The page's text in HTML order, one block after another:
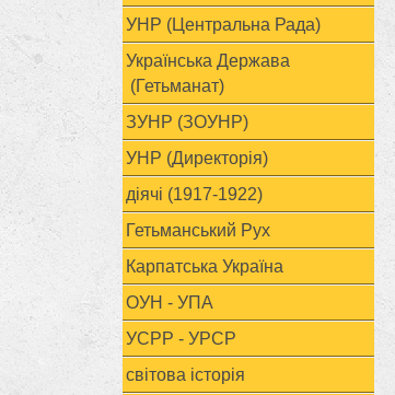
УНР (Центральна Рада)
Українська Держава
(Гетьманат)
ЗУНР (ЗОУНР)
УНР (Директорія)
діячі (1917-1922)
Гетьманський Рух
Карпатська Україна
ОУН - УПА
УСРР - УРСР
світова історія